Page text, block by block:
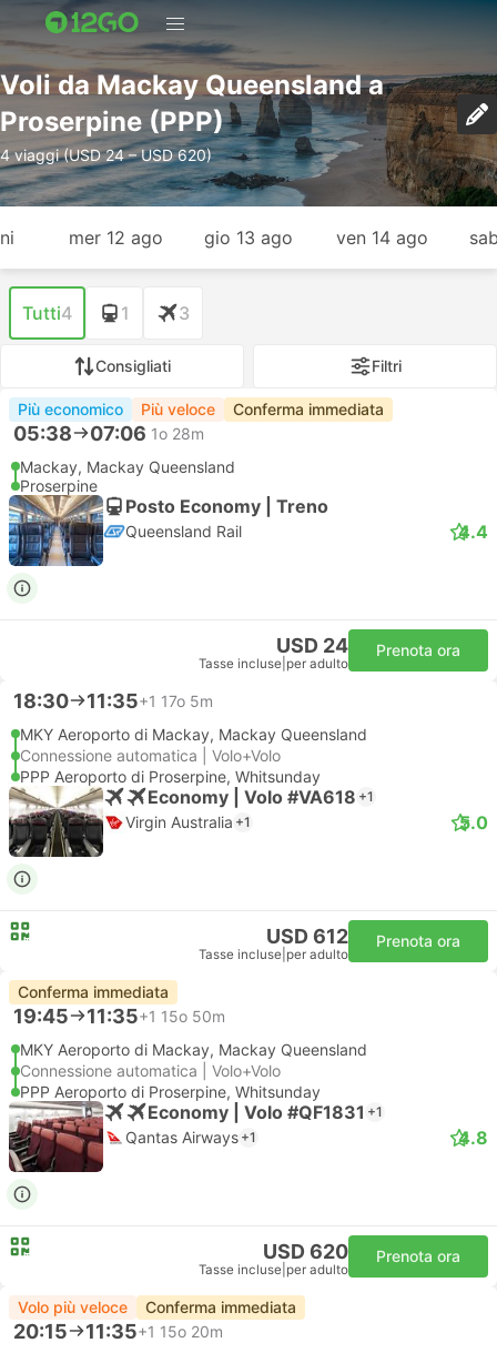
Voli da Mackay Queensland a
Proserpine (PPP)
4 viaggi (USD 24 – USD 620)
mer 12 ago gio 13 ago ven 14 ago
Tutti4 1 3
Consigliati Filtri
Più economico Più veloce Conferma immediata
05:38 07:06 1o 28m
Mackay, Mackay Queensland
Proserpine
Posto Economy | Treno
Queensland Rail 4.4
USD 24
Tasse incluse per adulto
Prenota ora
18:30 11:35+1 17o 5m
MKY Aeroporto di Mackay, Mackay Queensland
Connessione automatica | Volo+Volo
PPP Aeroporto di Proserpine, Whitsunday
Economy | Volo #VA618 +1
Virgin Australia +1 5.0
USD 612
Tasse incluse per adulto
Prenota ora
Conferma immediata
19:45 11:35+1 15o 50m
MKY Aeroporto di Mackay, Mackay Queensland
Connessione automatica | Volo+Volo
PPP Aeroporto di Proserpine, Whitsunday
Economy | Volo #QF1831 +1
Qantas Airways +1 4.8
USD 620
Tasse incluse per adulto
Prenota ora
Volo più veloce Conferma immediata
20:15 11:35+1 15o 20m